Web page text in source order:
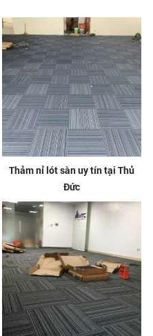
Thảm nỉ lót sàn uy tín tại Thủ
Đức